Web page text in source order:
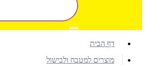
דף הבית
מוצרים למטבח ולבישול